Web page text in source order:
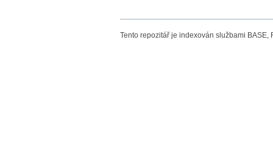
Tento repozitář je indexován službami BASE,